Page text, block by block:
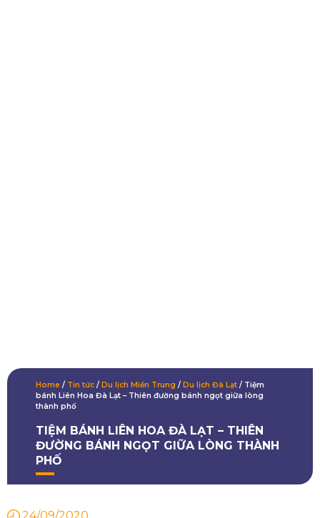
Home / Tin tức / Du lịch Miền Trung / Du lịch Đà Lạt / Tiệm
bánh Liên Hoa Đà Lạt – Thiên đường bánh ngọt giữa lòng
thành phố
TIỆM BÁNH LIÊN HOA ĐÀ LẠT – THIÊN
ĐƯỜNG BÁNH NGỌT GIỮA LÒNG THÀNH
PHỐ